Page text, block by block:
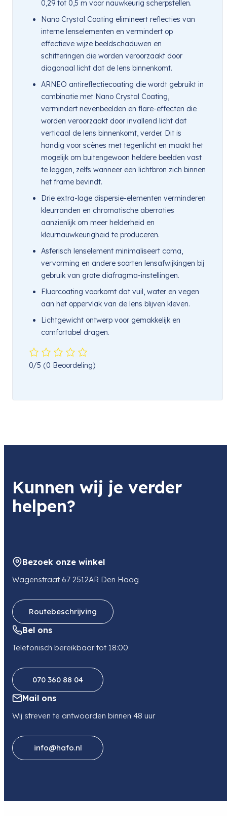
0,29 tot 0,5 m voor nauwkeurig scherpstellen.
Nano Crystal Coating elimineert reflecties van
interne lenselementen en vermindert op
effectieve wijze beeldschaduwen en
schitteringen die worden veroorzaakt door
diagonaal licht dat de lens binnenkomt.
ARNEO antireflectiecoating die wordt gebruikt in
combinatie met Nano Crystal Coating,
vermindert nevenbeelden en flare-effecten die
worden veroorzaakt door invallend licht dat
verticaal de lens binnenkomt, verder. Dit is
handig voor scènes met tegenlicht en maakt het
mogelijk om buitengewoon heldere beelden vast
te leggen, zelfs wanneer een lichtbron zich binnen
het frame bevindt.
Drie extra-lage dispersie-elementen verminderen
kleurranden en chromatische aberraties
aanzienlijk om meer helderheid en
kleurnauwkeurigheid te produceren.
Asferisch lenselement minimaliseert coma,
vervorming en andere soorten lensafwijkingen bij
gebruik van grote diafragma-instellingen.
Fluorcoating voorkomt dat vuil, water en vegen
aan het oppervlak van de lens blijven kleven.
Lichtgewicht ontwerp voor gemakkelijk en
comfortabel dragen.
0/5 (0 Beoordeling)
Kunnen wij je verder
helpen?
Bezoek onze winkel
Wagenstraat 67 2512AR Den Haag
Routebeschrijving
Bel ons
Telefonisch bereikbaar tot 18:00
070 360 88 04
Mail ons
Wij streven te antwoorden binnen 48 uur
info@hafo.nl